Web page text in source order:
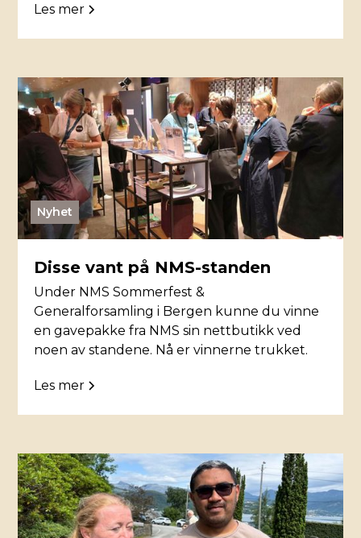
Les mer
Nyhet
Disse vant på NMS-standen
Under NMS Sommerfest &
Generalforsamling i Bergen kunne du vinne
en gavepakke fra NMS sin nettbutikk ved
noen av standene. Nå er vinnerne trukket.
Les mer